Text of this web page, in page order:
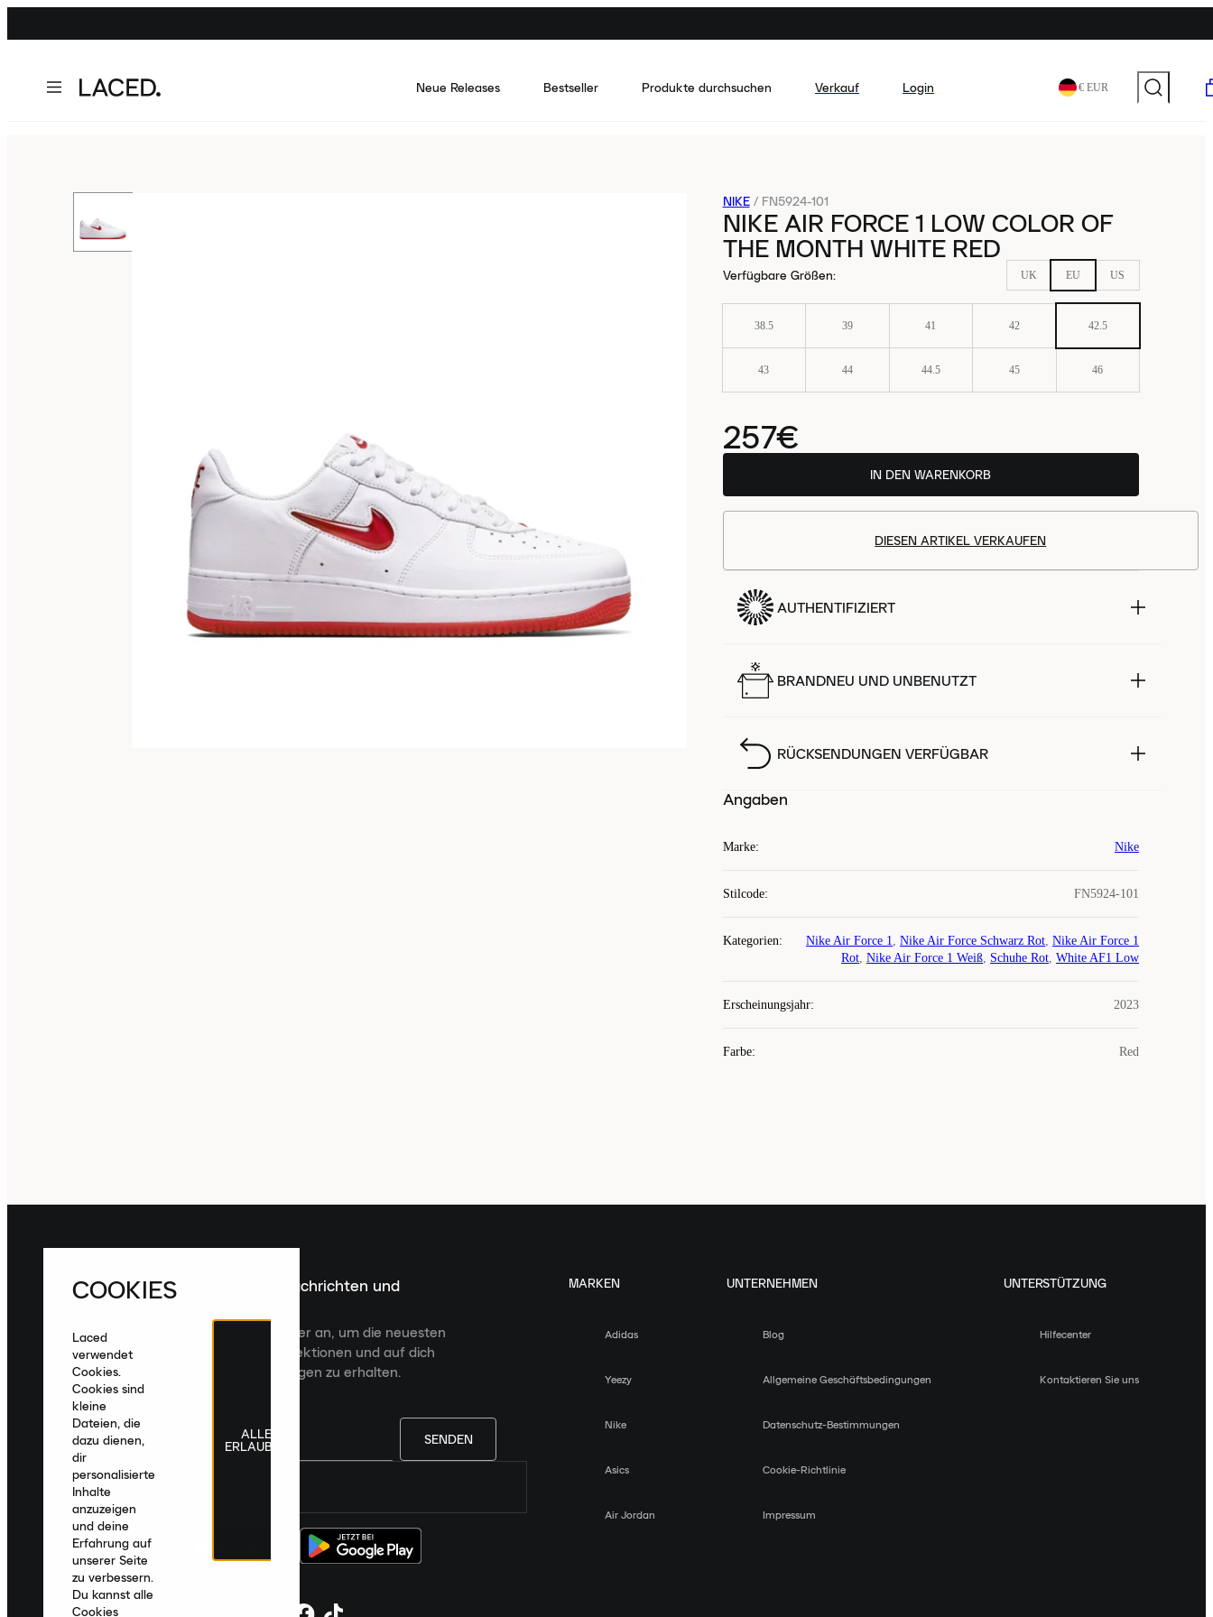
Neue Releases Bestseller Produkte durchsuchen Verkauf Login € EUR
NIKE / FN5924-101
NIKE AIR FORCE 1 LOW COLOR OF
THE MONTH WHITE RED
Verfügbare Größen: UK EU US
38.5 39 41 42 42.5
43 44 44.5 45 46
257€
IN DEN WARENKORB
DIESEN ARTIKEL VERKAUFEN
AUTHENTIFIZIERT
BRANDNEU UND UNBENUTZT
RÜCKSENDUNGEN VERFÜGBAR
Angaben
Marke: Nike
Stilcode: FN5924-101
Kategorien: Nike Air Force 1, Nike Air Force Schwarz Rot, Nike Air Force 1
Rot, Nike Air Force 1 Weiß, Schuhe Rot, White AF1 Low
Erscheinungsjahr: 2023
Farbe: Red
Melde dich für die neuesten Nachrichten und
Veröffentlichungen an
Melde dich für den Laced Newsletter an, um die neuesten
Veröffentlichungen, kuratierte Kollektionen und auf dich
zugeschnittene Produktempfehlungen zu erhalten.
SENDEN
MARKEN
Adidas
Yeezy
Nike
Asics
Air Jordan
UNTERNEHMEN
Blog
Allgemeine Geschäftsbedingungen
Datenschutz-Bestimmungen
Cookie-Richtlinie
Impressum
UNTERSTÜTZUNG
Hilfecenter
Kontaktieren Sie uns
COOKIES
Laced
verwendet
Cookies.
Cookies sind
kleine
Dateien, die
dazu dienen,
dir
personalisierte
Inhalte
anzuzeigen
und deine
Erfahrung auf
unserer Seite
zu verbessern.
Du kannst alle
Cookies
ALLE
ERLAUBEN